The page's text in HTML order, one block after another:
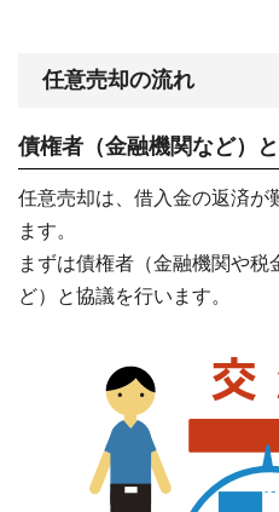
任意売却の流れ
債権者（金融機関など）
任意売却は、借入金の返済が
ます。
まずは債権者（金融機関や
ど）と協議を行います。